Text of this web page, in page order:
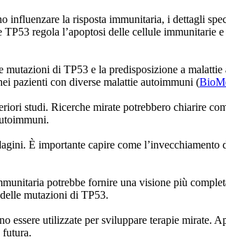
influenzare la risposta immunitaria, i dettagli
regola l’apoptosi delle cellule immunitarie e
di TP53 e la predisposizione a
pazienti con diverse malattie autoimmuni​ (
studi. Ricerche mirate potrebbero chiarire
È importante capire come l’invecchiamento
potrebbe fornire una visione più
mutazioni di TP53​​.
essere utilizzate per sviluppare terapie mirate.
futura​.